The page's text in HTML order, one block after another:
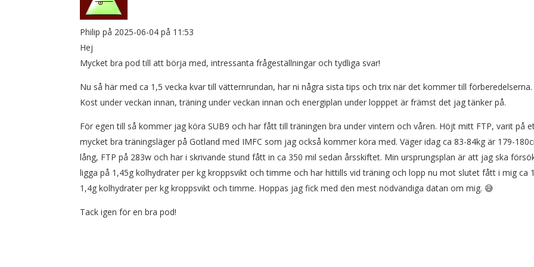
Philip på 2025-06-04 på 11:53
Hej
Mycket bra pod till att börja med, intressanta frågeställningar och tydliga svar!
Nu så här med ca 1,5 vecka kvar till vätternrundan, har ni några sista tips och trix när det kommer till förberedelserna.
Kost under veckan innan, träning under veckan innan och energiplan under lopppet är främst det jag tänker på.
För egen till så kommer jag köra SUB9 och har fått till träningen bra under vintern och våren. Höjt mitt FTP, varit på
mycket bra träningsläger på Gotland med IMFC som jag också kommer köra med. Väger idag ca 83-84kg är 179-
lång, FTP på 283w och har i skrivande stund fått in ca 350 mil sedan årsskiftet. Min ursprungsplan är att jag ska
ligga på 1,45g kolhydrater per kg kroppsvikt och timme och har hittills vid träning och lopp nu mot slutet fått i mig ca
1,4g kolhydrater per kg kroppsvikt och timme. Hoppas jag fick med den mest nödvändiga datan om mig. 😅
Tack igen för en bra pod!